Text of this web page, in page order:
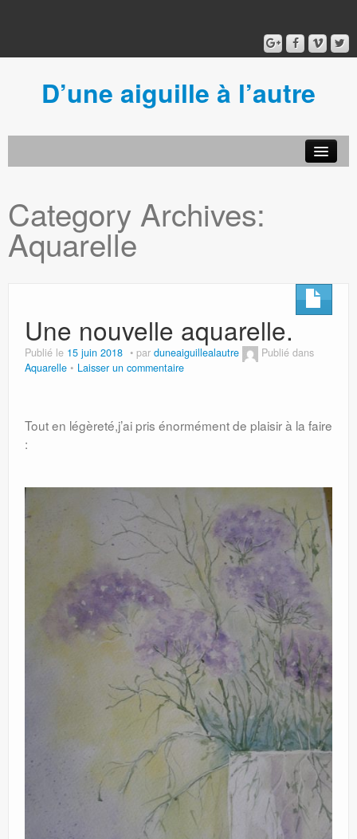
D’une aiguille à l’autre
Connexion
Category Archives:
Aquarelle
Une nouvelle aquarelle.
Publié le 15 juin 2018 par duneaiguillealautre
Publié dans
Aquarelle
Laisser un commentaire
Tout en légèreté,j’ai pris énormément de plaisir à la faire
: